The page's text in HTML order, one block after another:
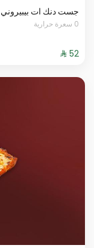
جست دنك ات بيبيروني
0 سعرة حرارية